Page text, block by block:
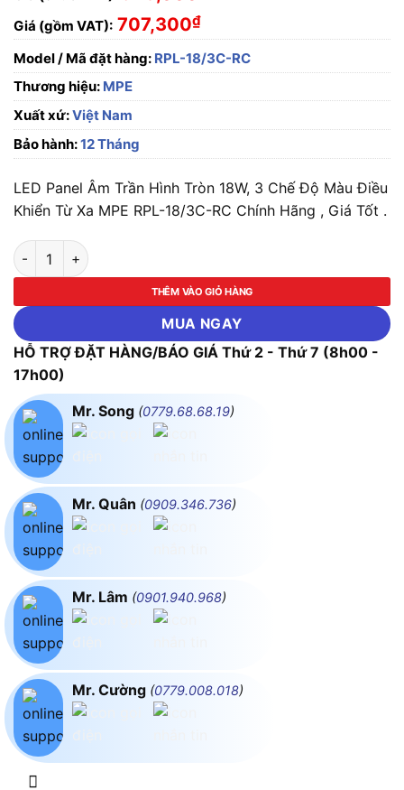
Giá (gồm VAT): 707,300₫
Model / Mã đặt hàng: RPL-18/3C-RC
Thương hiệu: MPE
Xuất xứ:Việt Nam
Bảo hành:12 Tháng
LED Panel Âm Trần Hình Tròn 18W, 3 Chế Độ Màu Điều
Khiển Từ Xa MPE RPL-18/3C-RC Chính Hãng , Giá Tốt .
LED Panel Âm Trần Hình Tròn 18W, 3 Chế Độ Màu Điều Khiển
THÊM VÀO GIỎ HÀNG
MUA NGAY
HỖ TRỢ ĐẶT HÀNG/BÁO GIÁ Thứ 2 - Thứ 7 (8h00 -
17h00)
Mr. Song (0779.68.68.19)
Mr. Quân (0909.346.736)
Mr. Lâm (0901.940.968)
Mr. Cường (0779.008.018)